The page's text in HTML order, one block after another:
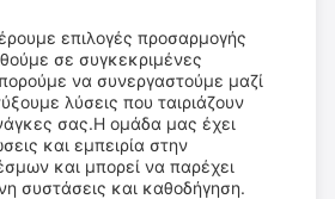
επιλογές προσαρμογής
σε συγκεκριμένες
να συνεργαστούμε μαζί
λύσεις που ταιριάζουν
σας.Η ομάδα μας έχει
και εμπειρία στην
και μπορεί να παρέχει
συστάσεις και καθοδήγηση.